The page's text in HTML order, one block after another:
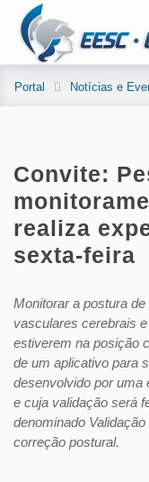
Portal Notícias e
Convite:
realiza
sexta-feira
Monitorar a postura
vasculares cerebrais
estiverem na posição
de um aplicativo para
desenvolvido por uma
e cuja validação será
denominado
correção postural.